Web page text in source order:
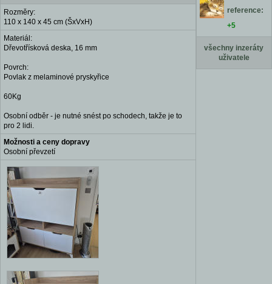
reference:
+5
všechny inzeráty
uživatele
Rozměry:
110 x 140 x 45 cm (ŠxVxH)
Materiál:
Dřevotřísková deska, 16 mm
Povrch:
Povlak z melaminové pryskyřice
60Kg
Osobní odběr - je nutné snést po schodech, takže je to
pro 2 lidi.
Možnosti a ceny dopravy
Osobní převzetí